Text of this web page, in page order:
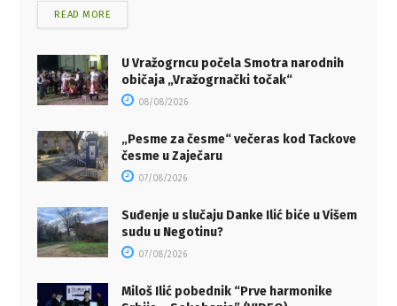
READ MORE
U Vražogrncu počela Smotra narodnih
običaja „Vražogrnački točak“
08/08/2026
„Pesme za česme“ večeras kod Tackove
česme u Zaječaru
07/08/2026
Suđenje u slučaju Danke Ilić biće u Višem
sudu u Negotinu?
07/08/2026
Miloš Ilić pobednik “Prve harmonike